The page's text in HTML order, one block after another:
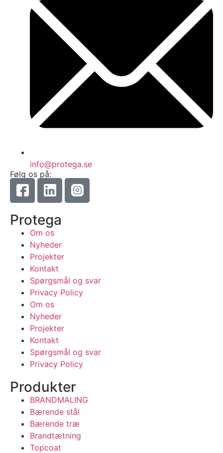
info@protega.se
Følg os på:
Protega
Om os
Nyheder
Projekter
Kontakt
Spørgsmål og svar
Privacy Policy
Om os
Nyheder
Projekter
Kontakt
Spørgsmål og svar
Privacy Policy
Produkter
BRANDMALING
Bærende stål
Bærende træ
Brandtætning
Topcoat